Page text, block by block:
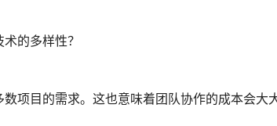
的多样性？
项目的需求。这也意味着团队协作的成本会大